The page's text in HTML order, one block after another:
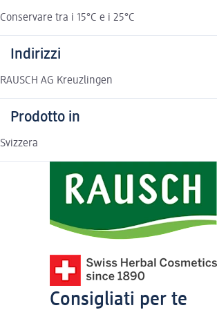
Conservare tra i 15°C e i 25°C
Indirizzi
RAUSCH AG Kreuzlingen
Prodotto in
Svizzera
Consigliati per te